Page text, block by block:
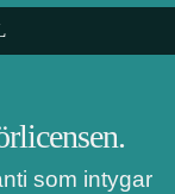
som intygar